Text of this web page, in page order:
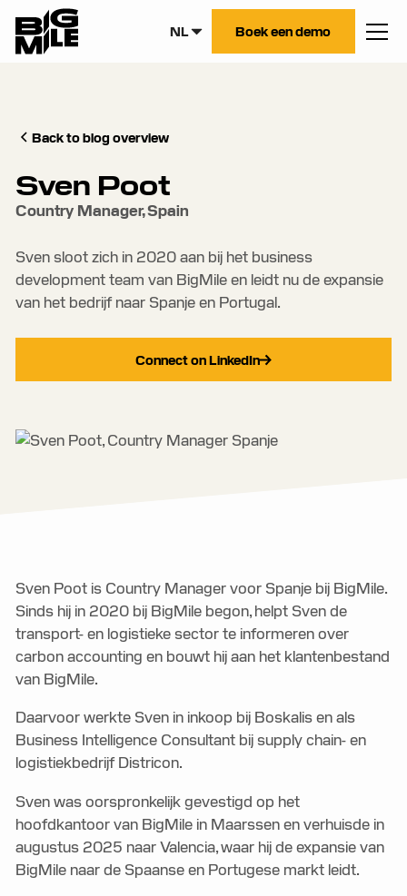
NL Boek een demo
Back to blog overview
Sven Poot
Country Manager, Spain
Sven sloot zich in 2020 aan bij het business
development team van BigMile en leidt nu de expansie
van het bedrijf naar Spanje en Portugal.
Connect on LinkedIn
Sven Poot is Country Manager voor Spanje bij BigMile.
Sinds hij in 2020 bij BigMile begon, helpt Sven de
transport- en logistieke sector te informeren over
carbon accounting en bouwt hij aan het klantenbestand
van BigMile.
Daarvoor werkte Sven in inkoop bij Boskalis en als
Business Intelligence Consultant bij supply chain- en
logistiekbedrijf Districon.
Sven was oorspronkelijk gevestigd op het
hoofdkantoor van BigMile in Maarssen en verhuisde in
augustus 2025 naar Valencia, waar hij de expansie van
BigMile naar de Spaanse en Portugese markt leidt.